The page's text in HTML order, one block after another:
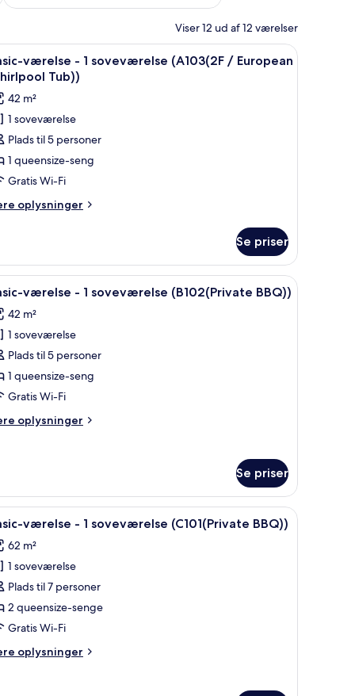
Viser 12 ud af 12 værelser
BBQ)) | 1 soveværelse, gratis Wi-FiBasic-værelse - 1 soveværelse (A103(2F /
7
værelse - 1 soveværelse (A103(2F / European
Tub))
42 m²
1 soveværelse
Plads til 5 personer
1 queensize-seng
Gratis Wi-Fi
oplysninger
Se priser
BBQ)) | 1 soveværelse, gratis Wi-FiBasic-værelse - 1 soveværelse (B102(Private
9 værelse - 1 soveværelse (B102(Private BBQ))
42 m²
1 soveværelse
Plads til 5 personer
1 queensize-seng
Gratis Wi-Fi
oplysninger
Se priser
/ European Whirlpool Tub)) | 1 soveværelse, gratis Wi-Fi
Basic-værelse - 1 soveværelse (C101(Private
8 værelse - 1 soveværelse (C101(Private BBQ))
62 m²
1 soveværelse
Plads til 7 personer
2 queensize-senge
Gratis Wi-Fi
oplysninger